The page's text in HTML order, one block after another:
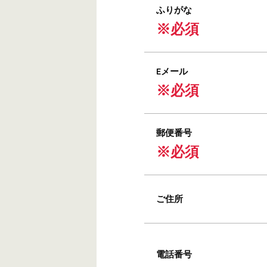
ふりがな
※必須
Eメール
※必須
郵便番号
※必須
ご住所
電話番号